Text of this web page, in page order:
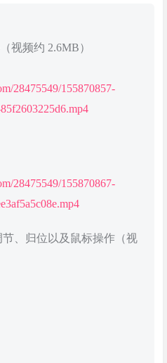
视频约 2.6MB）
28475549/155870857-
28475549/155870867-
、归位以及鼠标操作（视